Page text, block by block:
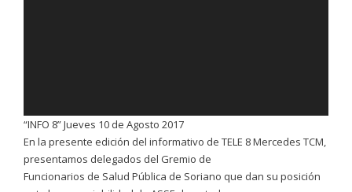
“INFO 8” Jueves 10 de Agosto 2017
En la presente edición del informativo de TELE 8 Mercedes TCM,
presentamos delegados del Gremio de
Funcionarios de Salud Pública de Soriano que dan su posición